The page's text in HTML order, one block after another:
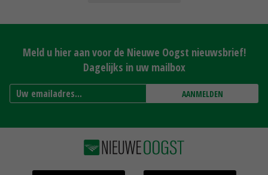
Meld u hier aan voor de Nieuwe Oogst nieuwsbrief!
Dagelijks in uw mailbox
AANMELDEN